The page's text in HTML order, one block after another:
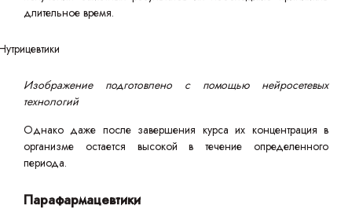
длительное время.
Изображение подготовлено с помощью нейросетевых
технологий
Однако даже после завершения курса их концентрация в
организме остается высокой в течение определенного
периода.
Парафармацевтики